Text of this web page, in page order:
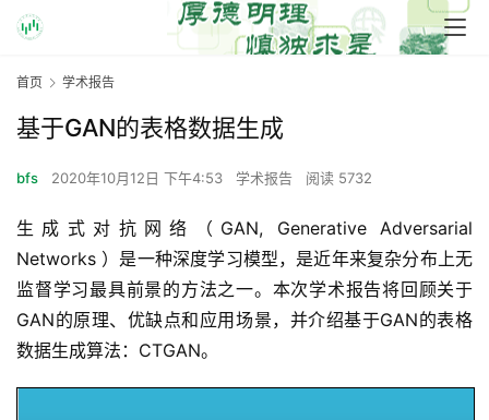
首页 学术报告
基于GAN的表格数据生成
bfs 2020年10月12日 下午4:53 学术报告 阅读 5732
生成式对抗网络（GAN, Generative Adversarial
Networks ）是一种深度学习模型，是近年来复杂分布上无
监督学习最具前景的方法之一。本次学术报告将回顾关于
GAN的原理、优缺点和应用场景，并介绍基于GAN的表格
数据生成算法：CTGAN。